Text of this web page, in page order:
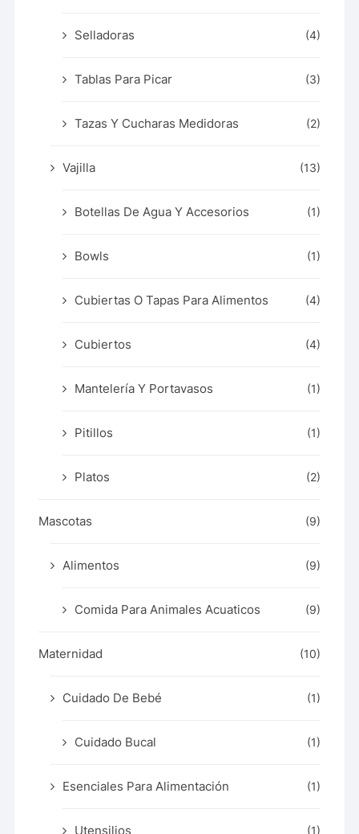
Selladoras (4)
Tablas Para Picar (3)
Tazas Y Cucharas Medidoras (2)
Vajilla (13)
Botellas De Agua Y Accesorios (1)
Bowls (1)
Cubiertas O Tapas Para Alimentos (4)
Cubiertos (4)
Mantelería Y Portavasos (1)
Pitillos (1)
Platos (2)
Mascotas (9)
Alimentos (9)
Comida Para Animales Acuaticos (9)
Maternidad (10)
Cuidado De Bebé (1)
Cuidado Bucal (1)
Esenciales Para Alimentación (1)
Utensilios (1)